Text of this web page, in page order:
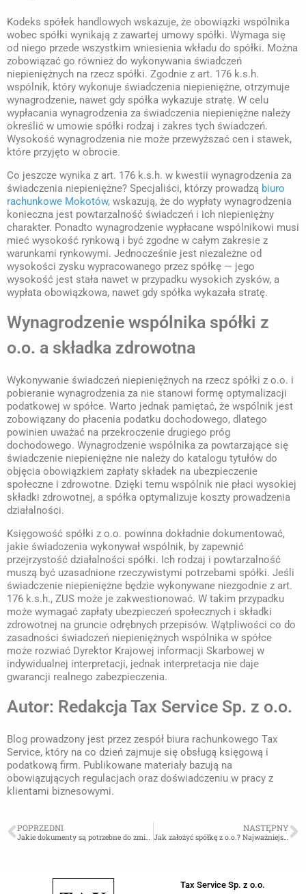
Kodeks spółek handlowych wskazuje, że obowiązki wspólnika
wobec spółki wynikają z zawartej umowy spółki. Wymaga się
od niego przede wszystkim wniesienia wkładu do spółki. Można
zobowiązać go również do wykonywania świadczeń
niepieniężnych na rzecz spółki. Zgodnie z art. 176 k.s.h.
wspólnik, który wykonuje świadczenia niepieniężne, otrzymuje
wynagrodzenie, nawet gdy spółka wykazuje stratę. W celu
wypłacania wynagrodzenia za świadczenia niepieniężne należy
określić w umowie spółki rodzaj i zakres tych świadczeń.
Wysokość wynagrodzenia nie może przewyższać cen i stawek,
które przyjęto w obrocie.
Co jeszcze wynika z art. 176 k.s.h. w kwestii wynagrodzenia za
świadczenia niepieniężne? Specjaliści, którzy prowadzą biuro
rachunkowe Mokotów, wskazują, że do wypłaty wynagrodzenia
konieczna jest powtarzalność świadczeń i ich niepieniężny
charakter. Ponadto wynagrodzenie wypłacane wspólnikowi musi
mieć wysokość rynkową i być zgodne w całym zakresie z
warunkami rynkowymi. Jednocześnie jest niezależne od
wysokości zysku wypracowanego przez spółkę — jego
wysokość jest stała nawet w przypadku wysokich zysków, a
wypłata obowiązkowa, nawet gdy spółka wykazała stratę.
Wynagrodzenie wspólnika spółki z
o.o. a składka zdrowotna
Wykonywanie świadczeń niepieniężnych na rzecz spółki z o.o. i
pobieranie wynagrodzenia za nie stanowi formę optymalizacji
podatkowej w spółce. Warto jednak pamiętać, że wspólnik jest
zobowiązany do płacenia podatku dochodowego, dlatego
powinien uważać na przekroczenie drugiego próg
dochodowego. Wynagrodzenie wspólnika za powtarzające się
świadczenie niepieniężne nie należy do katalogu tytułów do
objęcia obowiązkiem zapłaty składek na ubezpieczenie
społeczne i zdrowotne. Dzięki temu wspólnik nie płaci wysokiej
składki zdrowotnej, a spółka optymalizuje koszty prowadzenia
działalności.
Księgowość spółki z o.o. powinna dokładnie dokumentować,
jakie świadczenia wykonywał wspólnik, by zapewnić
przejrzystość działalności spółki. Ich rodzaj i powtarzalność
muszą być uzasadnione rzeczywistymi potrzebami spółki. Jeśli
świadczenie niepieniężne będzie wykonywane niezgodnie z art.
176 k.s.h., ZUS może je zakwestionować. W takim przypadku
może wymagać zapłaty ubezpieczeń społecznych i składki
zdrowotnej na gruncie odrębnych przepisów. Wątpliwości co do
zasadności świadczeń niepieniężnych wspólnika w spółce
może rozwiać Dyrektor Krajowej informacji Skarbowej w
indywidualnej interpretacji, jednak interpretacja nie daje
gwarancji realnego zabezpieczenia.
Autor: Redakcja Tax Service Sp. z o.o.
Blog prowadzony jest przez zespół biura rachunkowego Tax
Service, który na co dzień zajmuje się obsługą księgową i
podatkową firm. Publikowane materiały bazują na
obowiązujących regulacjach oraz doświadczeniu w pracy z
klientami biznesowymi.
POPRZEDNI
Jakie dokumenty są potrzebne do zmiany nazwy spółki z ograniczoną odpowiedzialnością?
NASTĘPNY
Jak założyć spółkę z o.o.? Najważniejsze porady
Tax Service Sp. z o.o.